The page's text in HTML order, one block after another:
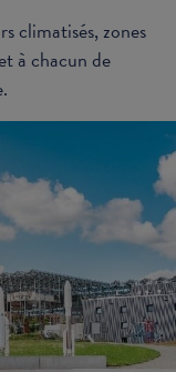
climatisés, zones
à chacun de